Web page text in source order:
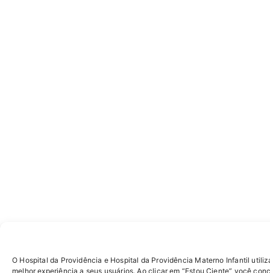
O Hospital da Providência e Hospital da Providência Materno Infantil
melhor experiência a seus usuários. Ao clicar em “Estou Ciente” você